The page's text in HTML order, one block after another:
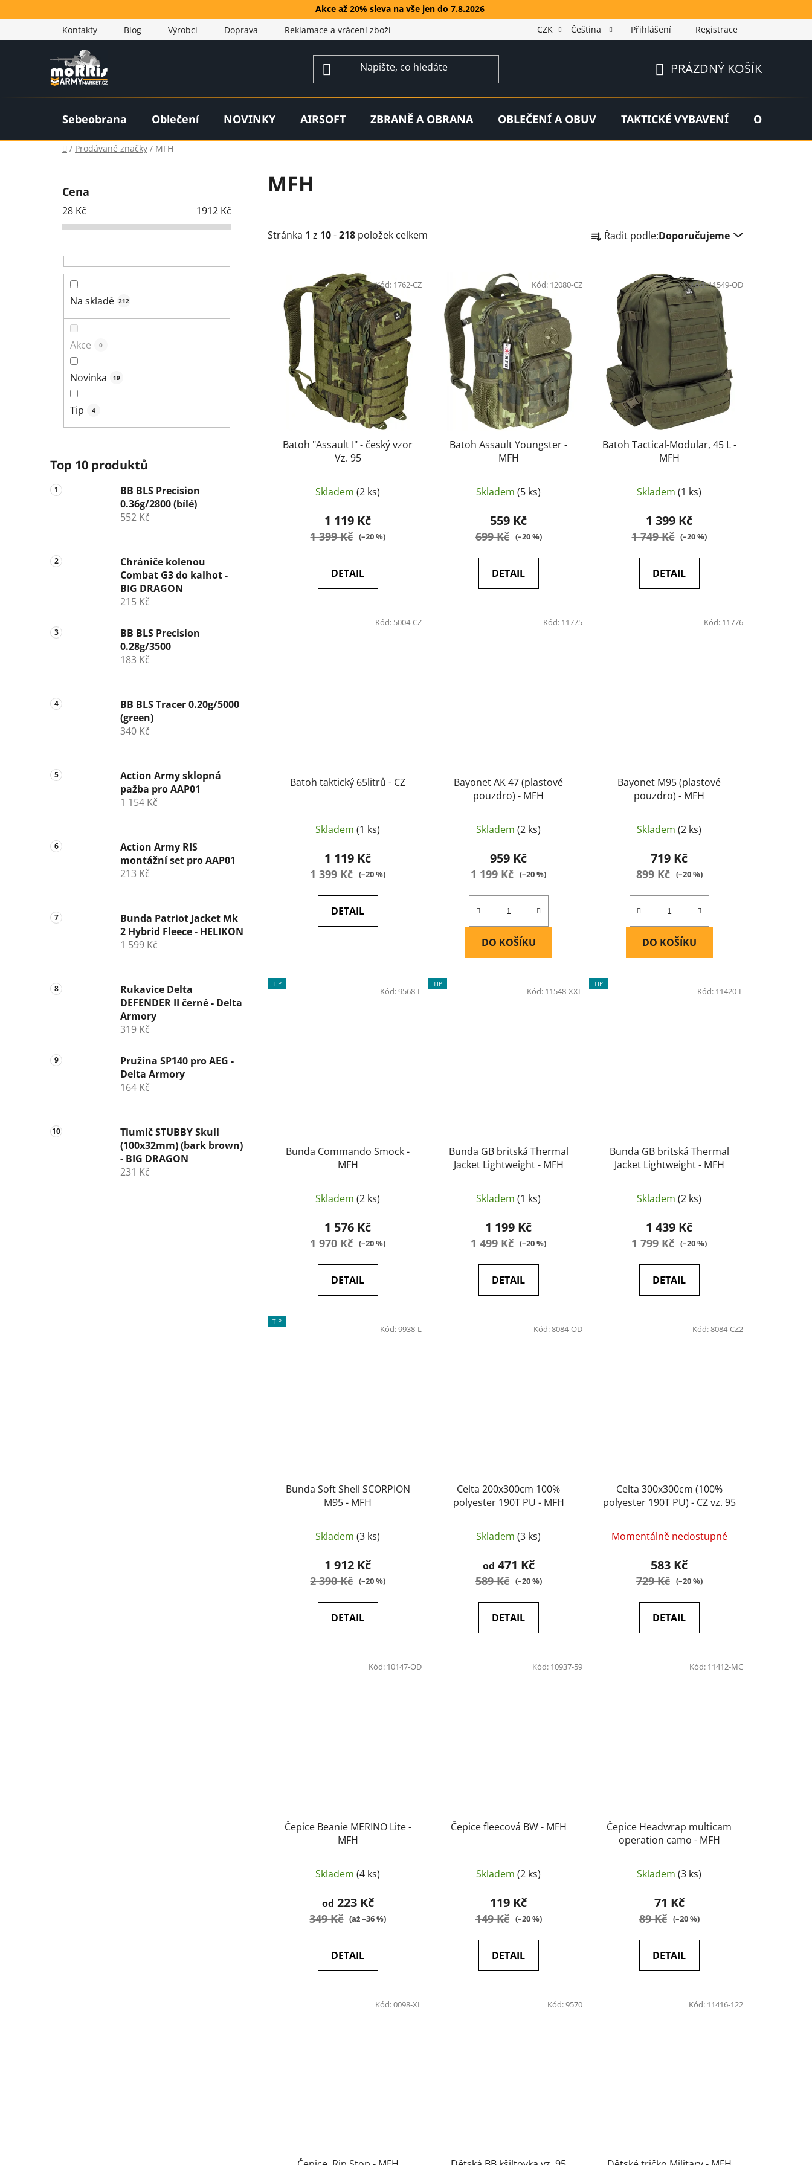
na
Akce až 20% sleva na vše jen do 7.8.2026
Kontakty
Blog Výrobci Doprava Reklamace a vrácení zboží CZK Čeština Přihlášení Registrace
KOŠÍK
PRÁZDNÝ KOŠÍK
Sebeobrana Oblečení NOVINKY AIRSOFT ZBRANĚ A OBRANA OBLEČENÍ A OBUV TAKTICKÉ VYBAVENÍ OUTDOOR
Domů
/ Prodávané značky / MFH
Cena
28 Kč 1912 Kč
Na skladě 212
Akce 0
Novinka 19
Tip 4
Top 10 produktů
BB BLS Precision
0.36g/2800 (bílé)
552 Kč
Chrániče kolenou
Combat G3 do kalhot -
BIG DRAGON
215 Kč
BB BLS Precision
0.28g/3500
183 Kč
BB BLS Tracer 0.20g/5000
(green)
340 Kč
Action Army sklopná
pažba pro AAP01
1 154 Kč
Action Army RIS
montážní set pro AAP01
213 Kč
Bunda Patriot Jacket Mk
2 Hybrid Fleece - HELIKON
1 599 Kč
Rukavice Delta
DEFENDER II černé - Delta
Armory
319 Kč
Pružina SP140 pro AEG -
Delta Armory
164 Kč
Tlumič STUBBY Skull
(100x32mm) (bark brown)
- BIG DRAGON
231 Kč
MFH
Stránka 1 z 10-218 položek celkem a Řadit podle:Doporučujeme
Batoh "Assault I" - český vzor
Vz. 95
Skladem(2 ks)
1 119 Kč
1 399 Kč (–20 %)
DETAIL
Kód: 1762-CZ
Batoh Assault Youngster -
MFH
Skladem(5 ks)
559 Kč
699 Kč (–20 %)
DETAIL
Kód: 12080-CZ
Batoh Tactical-Modular, 45 L -
MFH
Skladem(1 ks)
1 399 Kč
1 749 Kč (–20 %)
DETAIL
Kód:11549-OD
Batoh taktický 65litrů - CZ
Skladem(1 ks)
1 119 Kč
1 399 Kč (–20 %)
DETAIL
Kód: 5004-CZ
Bayonet AK 47 (plastové
pouzdro) - MFH
Skladem(2 ks)
959 Kč
1 199 Kč (–20 %)
DO KOŠÍKU
Kód: 11775
Bayonet M95 (plastové
pouzdro) - MFH
Skladem(2 ks)
719 Kč
899 Kč (–20 %)
DO KOŠÍKU
Kód: 11776
TIP
Bunda Commando Smock -
MFH
Skladem(2 ks)
1 576 Kč
1 970 Kč (–20 %)
DETAIL
Kód:9568-L
TIP
Bunda GB britská Thermal
Jacket Lightweight - MFH
Skladem(1 ks)
1 199 Kč
1 499 Kč (–20 %)
DETAIL
Kód: 11548-XXL
TIP
Bunda GB britská Thermal
Jacket Lightweight - MFH
Skladem(2 ks)
1 439 Kč
1 799 Kč (–20 %)
DETAIL
Kód: 11420-L
TIP
Bunda Soft Shell SCORPION
M95 - MFH
Skladem(3 ks)
1 912 Kč
2 390 Kč (–20 %)
DETAIL
Kód:9938-L
Celta 200x300cm 100%
polyester 190T PU - MFH
Skladem(3 ks)
od 471 Kč
589 Kč (–20 %)
DETAIL
Kód:8084-OD
Celta 300x300cm (100%
polyester 190T PU) - CZ vz. 95
Momentálně nedostupné
583 Kč
729 Kč (–20 %)
DETAIL
Kód:8084-CZ2
Čepice Beanie MERINO Lite -
MFH
Skladem(4 ks)
od 223 Kč
349 Kč (až –36 %)
DETAIL
Kód: 10147-OD
Čepice fleecová BW - MFH
Skladem(2 ks)
119 Kč
149 Kč (–20 %)
DETAIL
Kód: 10937-59
Čepice Headwrap multicam
operation camo - MFH
Skladem(3 ks)
71 Kč
89 Kč (–20 %)
DETAIL
Kód: 11412-MC
Kód:0098-XL Kód:9570 Kód: 11416-122